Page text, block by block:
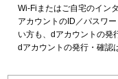
Wi-Fiまたはご自宅のイン
アカウントのID／パスワ
い方も、dアカウントの発
dアカウントの発行・確認